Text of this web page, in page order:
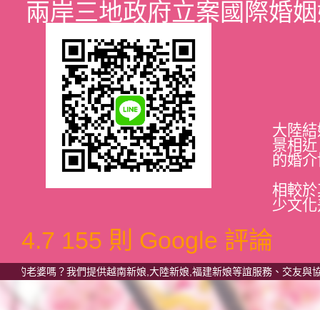
兩岸三地政府立案國際婚
大陸
景相
的婚
相較
少文
4.7 155 則 Google 評論
婆嗎？我們提供越南新娘,大陸新娘,福建新娘等誼服務、交友與協